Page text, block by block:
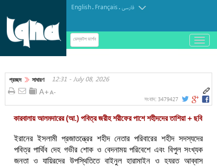
English. Français.فارسی
ডেস্কটপ ভার্শন
باز
و
کردن
প্রচ্ছদ সাধারণ 12:31 - July 08, 2026
সংবাদ: 3479427
কারবালায় আলমদারের (আ.) পবিত্র জরীহ শরীফের পাশে শহীদদের তাশিয়া + ছবি
ইরানের ইসলামী প্রজাতন্ত্রের শহীদ নেতার পরিবারের শহীদ সদস্যদের
পবিত্র পার্থিব দেহ গভীর শোক ও বেদনাময় পরিবেশে এবং বিপুল সংখ্যক
জনতা ও যায়িরদের উপস্থিতিতে বাইনুল হারামাইন ও হযরত আব্বাস